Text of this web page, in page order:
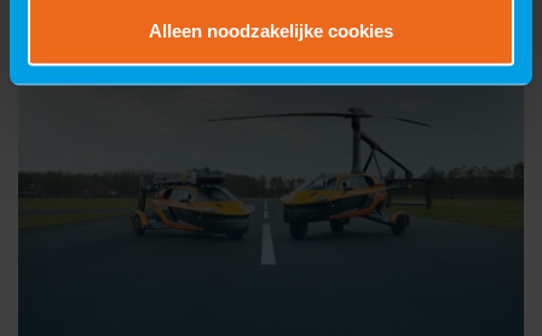
Alleen noodzakelijke cookies